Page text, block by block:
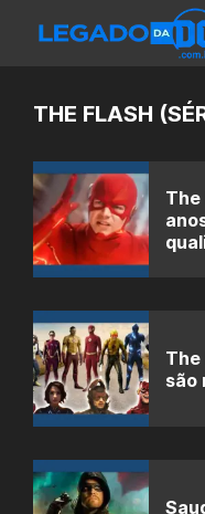
THE FLASH
The
The
são